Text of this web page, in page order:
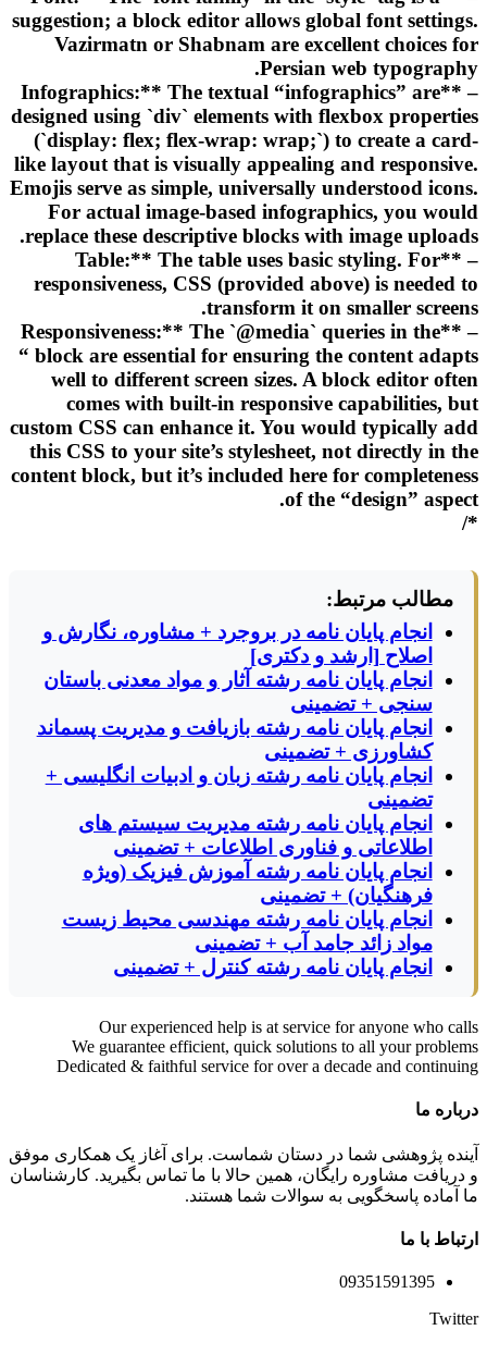
suggestion; a block editor allows global font settings.
Vazirmatn or Shabnam are excellent choices for
Persian web typography.
– **Infographics:** The textual “infographics” are
designed using `div` elements with flexbox properties
(`display: flex; flex-wrap: wrap;`) to create a card-
like layout that is visually appealing and responsive.
Emojis serve as simple, universally understood icons.
For actual image-based infographics, you would
replace these descriptive blocks with image uploads.
– **Table:** The table uses basic styling. For
responsiveness, CSS (provided above) is needed to
transform it on smaller screens.
– **Responsiveness:** The `@media` queries in the
“ block are essential for ensuring the content adapts
well to different screen sizes. A block editor often
comes with built-in responsive capabilities, but
custom CSS can enhance it. You would typically add
this CSS to your site’s stylesheet, not directly in the
content block, but it’s included here for completeness
of the “design” aspect.
*/
مطالب مرتبط:
انجام پایان نامه در بروجرد + مشاوره، نگارش و
اصلاح [ارشد و دکتری]
انجام پایان نامه رشته آثار و مواد معدنی باستان
سنجی + تضمینی
انجام پایان نامه رشته بازیافت و مدیریت پسماند
کشاورزی + تضمینی
انجام پایان نامه رشته زبان و ادبیات انگلیسی +
تضمینی
انجام پایان نامه رشته مدیریت سیستم های
اطلاعاتی و فناوری اطلاعات + تضمینی
انجام پایان نامه رشته آموزش فیزیک (ویژه
فرهنگیان) + تضمینی
انجام پایان نامه رشته مهندسی محیط زیست
مواد زائد جامد آب + تضمینی
انجام پایان نامه رشته کنترل + تضمینی
Our experienced help is at service for anyone who calls
We guarantee efficient, quick solutions to all your problems
Dedicated & faithful service for over a decade and continuing
درباره ما
آینده پژوهشی شما در دستان شماست. برای آغاز یک همکاری موفق
و دریافت مشاوره رایگان، همین حالا با ما تماس بگیرید. کارشناسان
ما آماده پاسخگویی به سوالات شما هستند.
ارتباط با ما
09351591395
Twitter